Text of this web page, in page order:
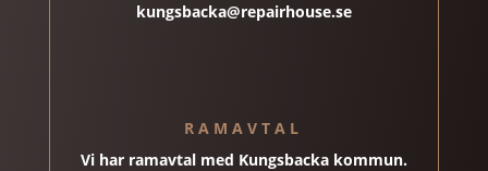
kungsbacka@repairhouse.se
RAMAVTAL
Vi har ramavtal med Kungsbacka kommun.